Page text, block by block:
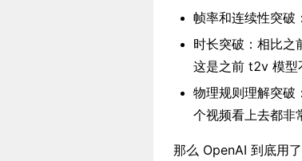
帧率和连续性突破
时长突破：相比之
这是之前 t2v 模型
物理规则理解突破
个视频看上去都非
那么 OpenAI 到底用